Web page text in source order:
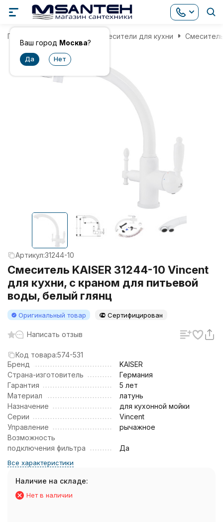
Ваш город Москва?
Главная Смесители для кухни
Артикул:31244-10
Смеситель KAISER 31244-10 Vincent
для кухни, с краном для питьевой
воды, белый глянц
Оригинальный товар Сертифицирован
Написать отзыв
Код товара:574-531
Бренд
KAISER
Страна-изготовитель
Германия
Гарантия
5 лет
Материал
латунь
Назначение
для кухонной мойки
Серии
Vincent
Управление
рычажное
Возможность
подключения фильтра
Да
Все характеристики
Наличие на складе:
Нет в наличии